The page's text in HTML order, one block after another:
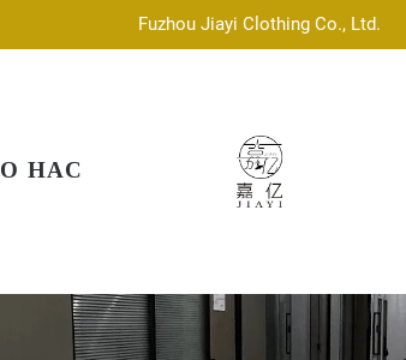
Fuzhou Jiayi Clothing Co., Ltd.
О НАС